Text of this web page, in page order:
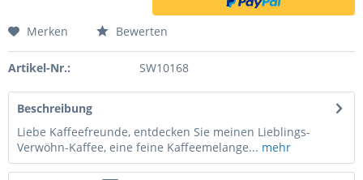
Merken Bewerten
Artikel-Nr.: SW10168
Beschreibung
Liebe Kaffeefreunde, entdecken Sie meinen Lieblings-
Verwöhn-Kaffee, eine feine Kaffeemelange... mehr